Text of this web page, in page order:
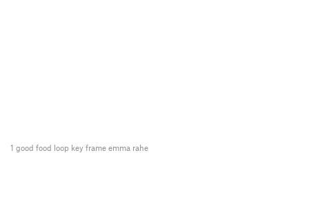
1 good food loop key frame emma rahe